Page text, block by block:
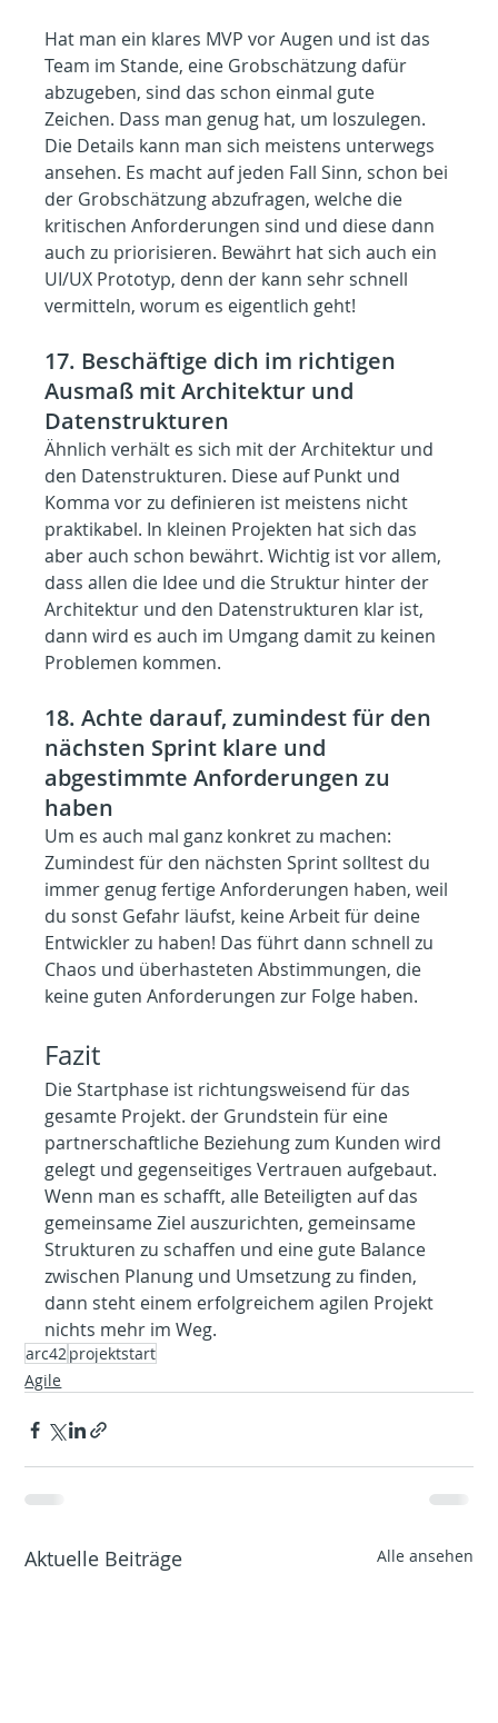
Hat man ein klares MVP vor Augen und ist das
Team im Stande, eine Grobschätzung dafür
abzugeben, sind das schon einmal gute
Zeichen. Dass man genug hat, um loszulegen.
Die Details kann man sich meistens unterwegs
ansehen. Es macht auf jeden Fall Sinn, schon bei
der Grobschätzung abzufragen, welche die
kritischen Anforderungen sind und diese dann
auch zu priorisieren. Bewährt hat sich auch ein
UI/UX Prototyp, denn der kann sehr schnell
vermitteln, worum es eigentlich geht!
17. Beschäftige dich im richtigen
Ausmaß mit Architektur und
Datenstrukturen
Ähnlich verhält es sich mit der Architektur und
den Datenstrukturen. Diese auf Punkt und
Komma vor zu definieren ist meistens nicht
praktikabel. In kleinen Projekten hat sich das
aber auch schon bewährt. Wichtig ist vor allem,
dass allen die Idee und die Struktur hinter der
Architektur und den Datenstrukturen klar ist,
dann wird es auch im Umgang damit zu keinen
Problemen kommen.
18. Achte darauf, zumindest für den
nächsten Sprint klare und
abgestimmte Anforderungen zu
haben
Um es auch mal ganz konkret zu machen:
Zumindest für den nächsten Sprint solltest du
immer genug fertige Anforderungen haben, weil
du sonst Gefahr läufst, keine Arbeit für deine
Entwickler zu haben! Das führt dann schnell zu
Chaos und überhasteten Abstimmungen, die
keine guten Anforderungen zur Folge haben.
Fazit
Die Startphase ist richtungsweisend für das
gesamte Projekt. der Grundstein für eine
partnerschaftliche Beziehung zum Kunden wird
gelegt und gegenseitiges Vertrauen aufgebaut.
Wenn man es schafft, alle Beteiligten auf das
gemeinsame Ziel auszurichten, gemeinsame
Strukturen zu schaffen und eine gute Balance
zwischen Planung und Umsetzung zu finden,
dann steht einem erfolgreichem agilen Projekt
nichts mehr im Weg.
arc42projektstart
Agile
Aktuelle Beiträge Alle ansehen